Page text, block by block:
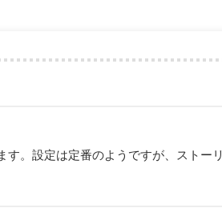
。設定は定番のようですが、ストー